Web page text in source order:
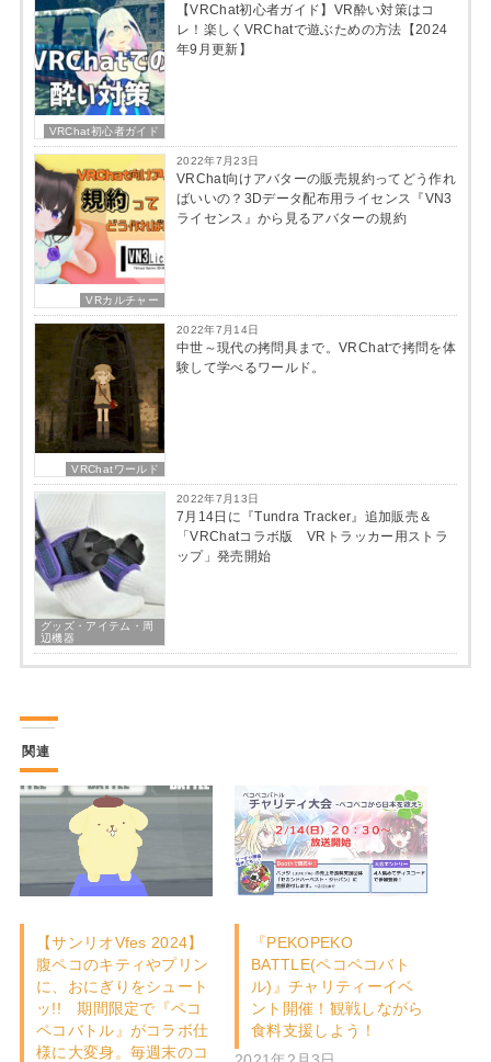
VRChat初心者ガイド
【VRChat初心者ガイド】VR酔い対策はコ
レ！楽しくVRChatで遊ぶための方法【2024
年9月更新】
VRカルチャー
2022年7月23日
VRChat向けアバターの販売規約ってどう作れ
ばいいの？3Dデータ配布用ライセンス『VN3
ライセンス』から見るアバターの規約
VRChatワールド
2022年7月14日
中世～現代の拷問具まで。VRChatで拷問を体
験して学べるワールド。
グッズ・アイテム・周
辺機器
2022年7月13日
7月14日に『Tundra Tracker』追加販売＆
「VRChatコラボ版 VRトラッカー用ストラ
ップ」発売開始
関連
【サンリオVfes 2024】
腹ペコのキティやプリン
に、おにぎりをシュート
ッ!! 期間限定で『ペコ
ペコバトル』がコラボ仕
様に大変身。毎週末のコ
『PEKOPEKO
BATTLE(ペコペコバト
ル)』チャリティーイベ
ント開催！観戦しながら
食料支援しよう！